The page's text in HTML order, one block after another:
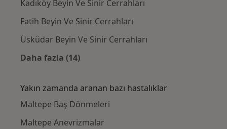
Kadıköy Beyin Ve Sinir Cerrahları
Fatih Beyin Ve Sinir Cerrahları
Üsküdar Beyin Ve Sinir Cerrahları
Daha fazla (14)
Yakın zamanda aranan bazı hastalıklar
Maltepe Baş Dönmeleri
Maltepe Anevrizmalar